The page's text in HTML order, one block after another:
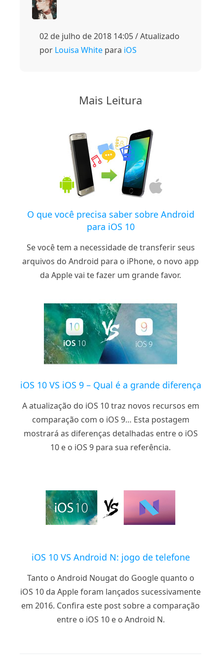
02 de julho de 2018 14:05 / Atualizado
por Louisa White para iOS
Mais Leitura
O que você precisa saber sobre Android
para iOS 10
Se você tem a necessidade de transferir seus
arquivos do Android para o iPhone, o novo app
da Apple vai te fazer um grande favor.
iOS 10 VS iOS 9 – Qual é a grande diferença
A atualização do iOS 10 traz novos recursos em
comparação com o iOS 9… Esta postagem
mostrará as diferenças detalhadas entre o iOS
10 e o iOS 9 para sua referência.
iOS 10 VS Android N: jogo de telefone
Tanto o Android Nougat do Google quanto o
iOS 10 da Apple foram lançados sucessivamente
em 2016. Confira este post sobre a comparação
entre o iOS 10 e o Android N.